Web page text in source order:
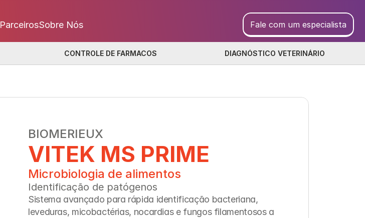
ParceirosSobre Nós Fale com um especialista
CONTROLE DE FARMACOS DIAGNÓSTICO VETERINÁRIO
BIOMERIEUX
VITEK MS PRIME
Microbiologia de alimentos
Identificação de patógenos
Sistema avançado para rápida identificação bacteriana,
leveduras, micobactérias, nocardias e fungos filamentosos a